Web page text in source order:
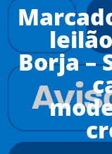
Borja –